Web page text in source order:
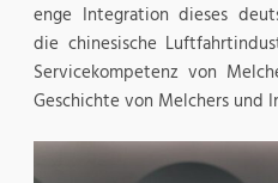
enge Integration dieses
die chinesische
Servicekompetenz von
Geschichte von Melchers und